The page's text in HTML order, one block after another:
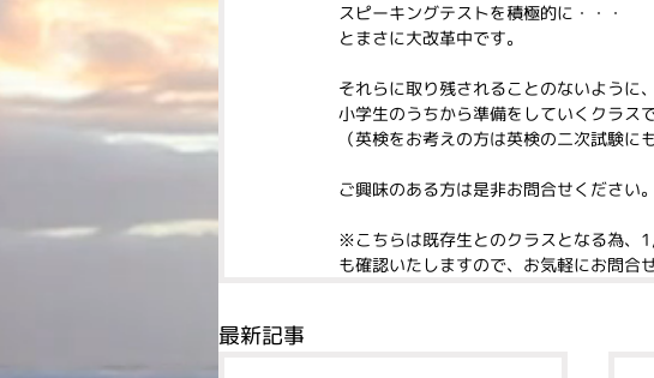
スピーキングテストを積極的に・・・
とまさに大改革中です。
それらに取り残されることのないように、
小学生のうちから準備をしていくクラスで
（英検をお考えの方は英検の二次試験に
ご興味のある方は是非お問合せください。
※こちらは既存生とのクラスとなる為、
も確認いたしますので、お気軽にお問合
最新記事